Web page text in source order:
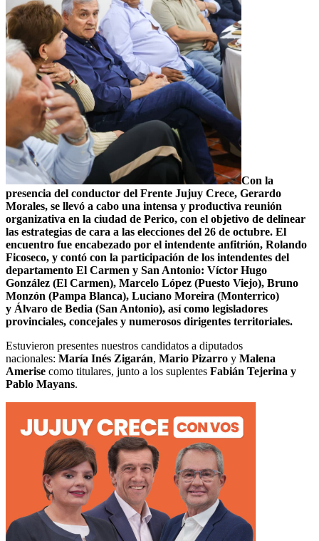
Con la
presencia del conductor del Frente Jujuy Crece, Gerardo
Morales, se llevó a cabo una intensa y productiva reunión
organizativa en la ciudad de Perico, con el objetivo de delinear
las estrategias de cara a las elecciones del 26 de octubre. El
encuentro fue encabezado por el intendente anfitrión, Rolando
Ficoseco, y contó con la participación de los intendentes del
departamento El Carmen y San Antonio: Víctor Hugo
González (El Carmen), Marcelo López (Puesto Viejo), Bruno
Monzón (Pampa Blanca), Luciano Moreira (Monterrico)
y Álvaro de Bedia (San Antonio), así como legisladores
provinciales, concejales y numerosos dirigentes territoriales.
Estuvieron presentes nuestros candidatos a diputados
nacionales: María Inés Zigarán, Mario Pizarro y Malena
Amerise como titulares, junto a los suplentes Fabián Tejerina y
Pablo Mayans.